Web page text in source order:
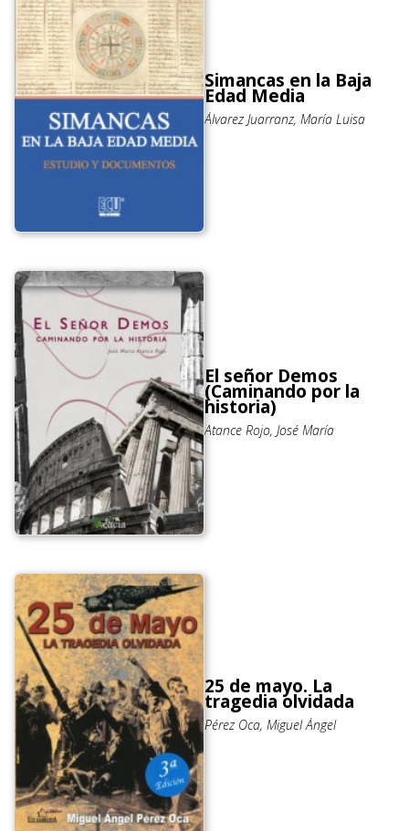
Simancas en la Baja
Edad Media
Álvarez Juarranz, María Luisa
El señor Demos
(Caminando por la
historia)
Atance Rojo, José María
25 de mayo. La
tragedia olvidada
Pérez Oca, Miguel Ángel